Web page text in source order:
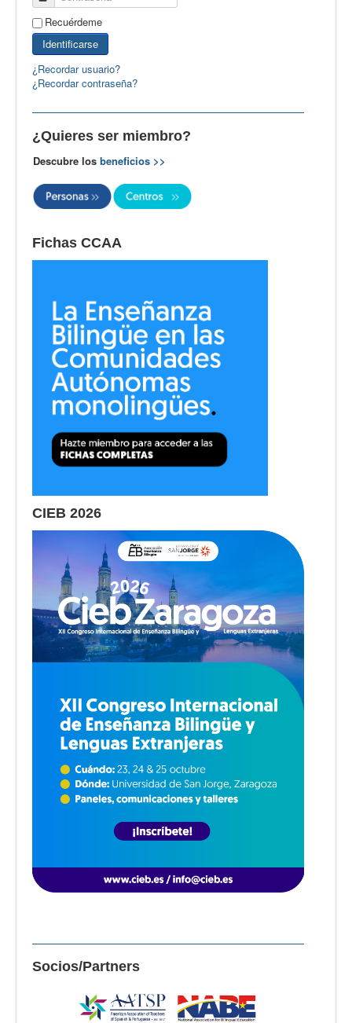
Artículos
Recursos
Observatorio EB
CIEB
Contacto
Recuérdeme
Identificarse
¿Recordar usuario?
¿Recordar contraseña?
¿Quieres ser miembro?
Descubre los beneficios >>
Fichas CCAA
CIEB 2026
Socios/Partners